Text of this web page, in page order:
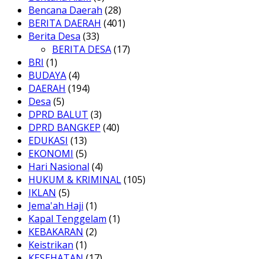
Bencana Daerah (28)
BERITA DAERAH (401)
Berita Desa (33)
BERITA DESA(17)
BRI (1)
BUDAYA(4)
DAERAH (194)
Desa (5)
DPRD BALUT (3)
DPRD BANGKEP (40)
EDUKASI (13)
EKONOMI (5)
Hari Nasional (4)
HUKUM & KRIMINAL(105)
IKLAN (5)
Jema'ah Haji (1)
Kapal Tenggelam (1)
KEBAKARAN (2)
Keistrikan (1)